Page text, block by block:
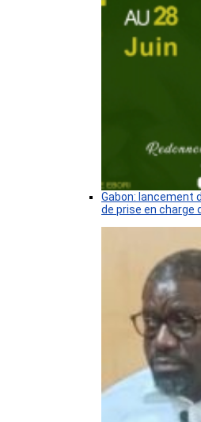
Gabon: lancement
de prise en charge